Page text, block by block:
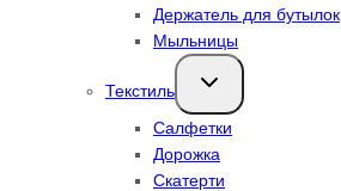
Держатель для бутылок
Мыльницы
Текстиль
Переключить
дочернее
Салфетки
Дорожка
Скатерти